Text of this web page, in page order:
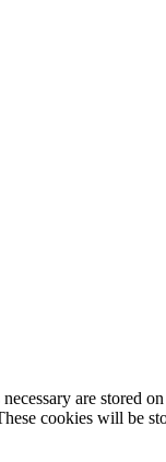
are stored
cookies will be